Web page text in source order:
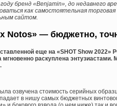
бренд «Benjamin», до недавнего
как самостоятельная торговая
сайтом.
Notos» — бюджетно,
еще на «SHOT Show 2022»
раскуплена энтузиастами.
озвучена стоимость серийных
в нишу самых бюджетных